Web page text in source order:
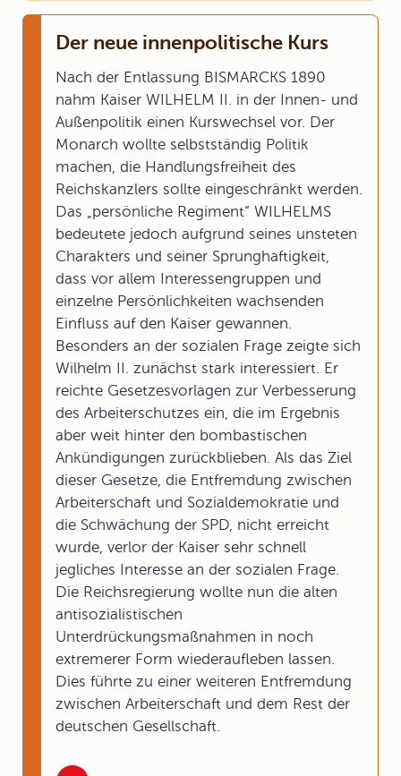
Der neue innenpolitische Kurs
Nach der Entlassung BISMARCKS 1890
nahm Kaiser WILHELM II. in der Innen- und
Außenpolitik einen Kurswechsel vor. Der
Monarch wollte selbstständig Politik
machen, die Handlungsfreiheit des
Reichskanzlers sollte eingeschränkt werden.
Das „persönliche Regiment“ WILHELMS
bedeutete jedoch aufgrund seines unsteten
Charakters und seiner Sprunghaftigkeit,
dass vor allem Interessengruppen und
einzelne Persönlichkeiten wachsenden
Einfluss auf den Kaiser gewannen.
Besonders an der sozialen Frage zeigte sich
Wilhelm II. zunächst stark interessiert. Er
reichte Gesetzesvorlagen zur Verbesserung
des Arbeiterschutzes ein, die im Ergebnis
aber weit hinter den bombastischen
Ankündigungen zurückblieben. Als das Ziel
dieser Gesetze, die Entfremdung zwischen
Arbeiterschaft und Sozialdemokratie und
die Schwächung der SPD, nicht erreicht
wurde, verlor der Kaiser sehr schnell
jegliches Interesse an der sozialen Frage.
Die Reichsregierung wollte nun die alten
antisozialistischen
Unterdrückungsmaßnahmen in noch
extremerer Form wiederaufleben lassen.
Dies führte zu einer weiteren Entfremdung
zwischen Arbeiterschaft und dem Rest der
deutschen Gesellschaft.